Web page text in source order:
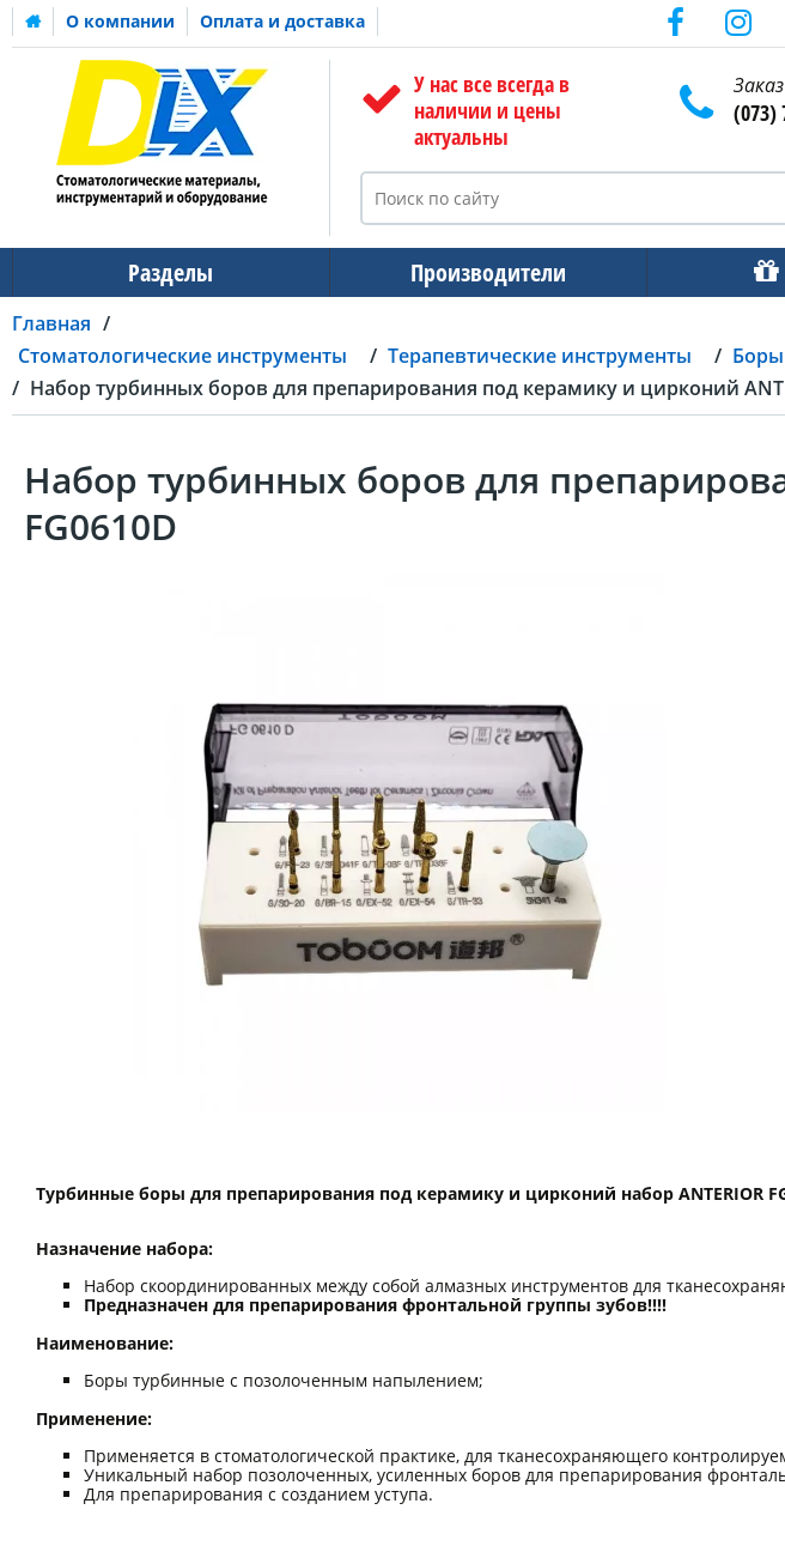
О компании Оплата и доставка
У нас все всегда в
наличии и цены
актуальны
(073)
Разделы Производители
Главная
Стоматологические инструменты
Терапевтические инструменты Боры
Набор турбинных боров для препарирования под керамику и цирконий
Набор турбинных боров для
FG0610D
Турбинные боры для препарирования под керамику и цирконий набор ANTERIOR
Назначение набора:
Набор скоординированных между собой алмазных инструментов для
Предназначен для препарирования фронтальной группы зубов!!!!
Наименование:
Боры турбинные с позолоченным напылением;
Применение:
Применяется в стоматологической практике, для тканесохраняющего
Уникальный набор позолоченных, усиленных боров для препарирования
Для препарирования с созданием уступа.